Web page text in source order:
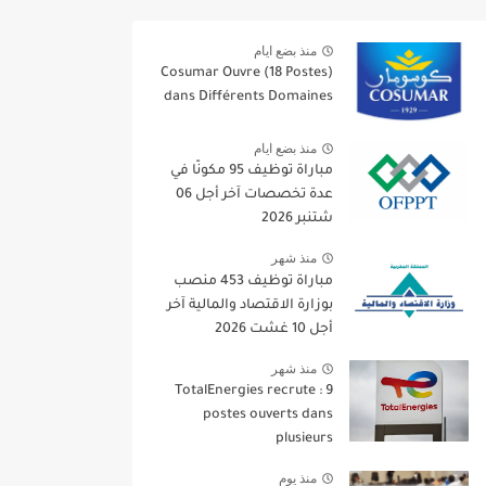
منذ بضع ايام
Cosumar Ouvre (18 Postes)
dans Différents Domaines
منذ بضع ايام
مباراة توظيف 95 مكونًا في
عدة تخصصات آخر أجل 06
شتنبر 2026
منذ شهر
مباراة توظيف 453 منصب
بوزارة الاقتصاد والمالية آخر
أجل 10 غشت 2026
منذ شهر
TotalEnergies recrute : 9
postes ouverts dans
plusieurs
منذ يوم